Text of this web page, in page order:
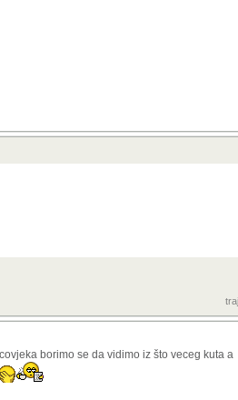
borimo se da vidimo iz što veceg kuta a